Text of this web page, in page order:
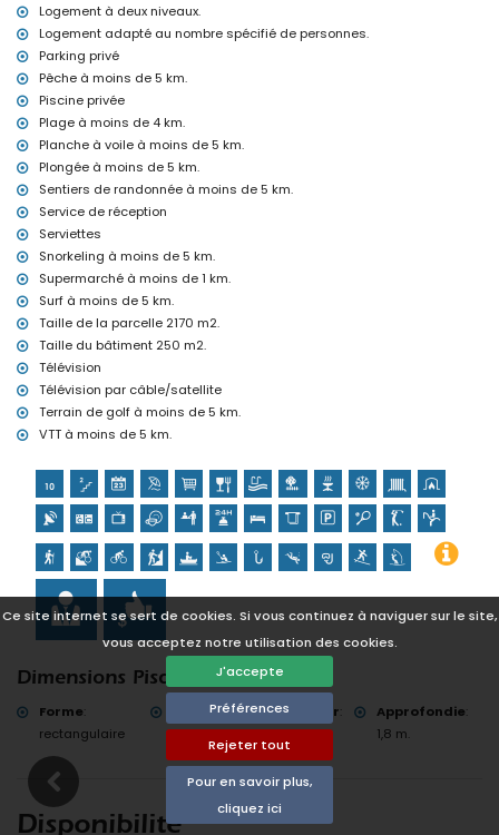
Ce site internet se sert de cookies. Si vous continuez à naviguer sur le site,
vous acceptez notre utilisation des cookies.
J'accepte
Préférences
Rejeter tout
Pour en savoir plus,
cliquez ici
Lit supplémentaire et lit bébé (sur demande)
Activités de divertissement et de loisirs pour vos vacances à
Jávea, Costa Blanca
Discothèque, bar et promenade (Paseo Marítimo) (à moins de 5
kilomètres de la maison)
Sites et culture à Jávea, Costa Blanca
Musée (Histórico de Jávea, Jávea), église (Virgen de Loreto,
Puerto, Jávea), ruine (Molinos de Viento, Jávea), monument (Pueblo
de Jávea, Jávea), bâtiment architectural (Pueblo de Jávea, Jávea),
lieu historique (Pueblo de Jávea et Jávea) (à moins de 5
kilomètres de l'hébergement)
Château (Portal de la Vila et Denia) (à moins de 10 kilomètres de
l'hébergement)
Sports
Tennis, golf (La Sella, Denia), équitation, randonnée, VTT, cyclisme,
escalade, canoë, kayak, pêche, plongée, snorkeling, surf et
planche à voile (à moins de 5 kilomètres de la maison)
Logement à deux niveaux.
Logement adapté au nombre spécifié de personnes.
Parking privé
Pêche à moins de 5 km.
Piscine privée
Plage à moins de 4 km.
Planche à voile à moins de 5 km.
Plongée à moins de 5 km.
Sentiers de randonnée à moins de 5 km.
Service de réception
Serviettes
Snorkeling à moins de 5 km.
Supermarché à moins de 1 km.
Surf à moins de 5 km.
Taille de la parcelle 2170 m2.
Taille du bâtiment 250 m2.
Télévision
Télévision par câble/satellite
Terrain de golf à moins de 5 km.
VTT à moins de 5 km.
Dimensions Piscine
Forme:
rectangulaire
Longueur:
10 m.
Largeur:
4 m.
Approfondie:
1,8 m.
Disponibilité